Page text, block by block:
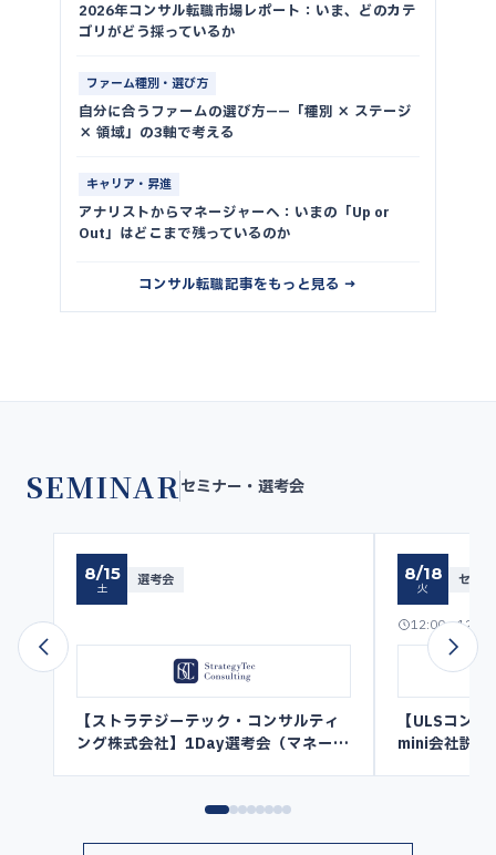
2026年コンサル転職市場レポート：いま、どのカテ
ゴリがどう採っているか
ファーム種別・選び方
自分に合うファームの選び方——「種別 × ステージ
× 領域」の3軸で考える
キャリア・昇進
アナリストからマネージャーへ：いまの「Up or
Out」はどこまで残っているのか
コンサル転職記事をもっと見る →
SEMINAR セミナー・選考会
8/15
土 選考会
【ストラテジーテック・コンサルティ
ング株式会社】1Day選考会（マネージ
8/18
火 セミ
12:00〜12:30
【ULSコン
mini会社説明